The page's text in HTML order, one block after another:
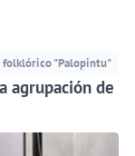
folklórico "Palopintu"
agrupación de